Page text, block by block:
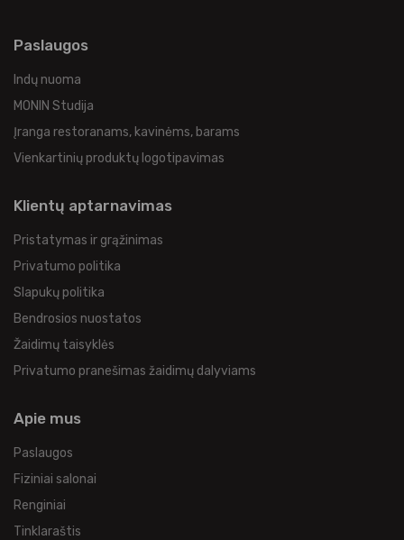
Paslaugos
Indų nuoma
MONIN Studija
Įranga restoranams, kavinėms, barams
Vienkartinių produktų logotipavimas
Klientų aptarnavimas
Pristatymas ir grąžinimas
Privatumo politika
Slapukų politika
Bendrosios nuostatos
Žaidimų taisyklės
Privatumo pranešimas žaidimų dalyviams
Apie mus
Paslaugos
Fiziniai salonai
Renginiai
Tinklaraštis